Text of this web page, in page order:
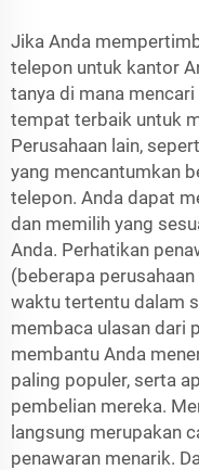
Jika Anda
telepon untuk kantor
tanya di mana
tempat terbaik untuk
Perusahaan lain,
yang mencantumkan
telepon. Anda dapat
dan memilih yang
Anda. Perhatikan
(beberapa
waktu tertentu dalam
membaca ulasan dari
membantu Anda
paling populer, serta
pembelian mereka.
langsung merupakan
penawaran menarik.